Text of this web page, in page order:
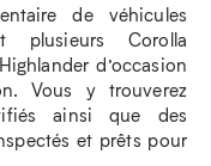
de véhicules
plusieurs Corolla
d’occasion
Vous y trouverez
ainsi que des
et prêts pour